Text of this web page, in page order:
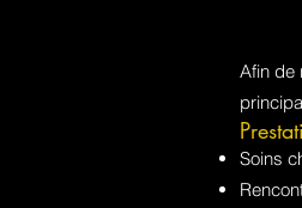
Afin de
Soins